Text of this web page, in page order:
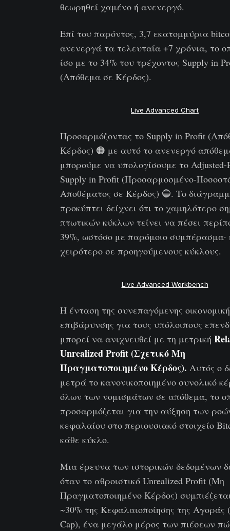
θεωρηθεί χαμένο ή ανενεργό.
Επί του παρόντος, 3,7 εκατομμύρια
ανενεργά τα τελευταία +7 χρόνια, το
ίσο με το 34% του τρέχοντος Supply in
(Απόθεμα σε Κέρδος).
Live Advanced Chart
Προσαρμόζοντας το Supply in Profit
Κέρδος) 🟠 με αυτό το ανενεργό
μπορούμε να υπολογίσουμε το Adjusted-
Supply in Profit (Προσαρμοσμένο-
Αποθέματος σε Κέρδος) 🔵. Το
προκύπτει δείχνει ότι το χαμηλότερο
πτωτικών κύκλων τείνει να πέσει
39%, ωστόσο με παρόμοιο συμπέρασμα·
χειρότερο σε προηγούμενους κύκλους.
Live Advanced Workbench
Η ένταση της συνεπαγόμενης
επιβάρυνσης για τους υπόλοιπους
μπορεί να ανιχνευθεί με τη μετρική
Unrealized Profit (Σχετικό Μη
Πραγματοποιημένο Κέρδος). Αυτός ο
μετρά το κανονικοποιημένο συνολικό
όλων των νομισμάτων σε απόθεμα, το
προσαρμόζεται για την αύξηση των
κεφαλαίου στο περιουσιακό στοιχείο
κάθε κύκλο.
Μια έρευνα των ιστορικών δεδομένων
όταν το αθροιστικό Unrealized Profit (Μη
Πραγματοποιημένο Κέρδος)
~30% της Κεφαλαιοποίησης της Αγοράς
Cap), ένα μεγάλο μέρος των πιέσεων